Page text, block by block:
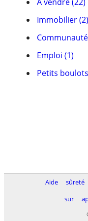
Immobilier (2)
Emploi (1)
Petits
Aide sûreté
sur